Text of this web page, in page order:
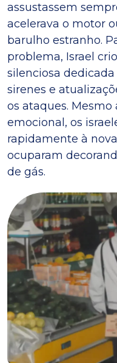
assustassem
acelerava o motor
barulho estranho.
problema, Israel
silenciosa
sirenes e
os ataques.
emocional, os
rapidamente à
ocuparam
de gás.